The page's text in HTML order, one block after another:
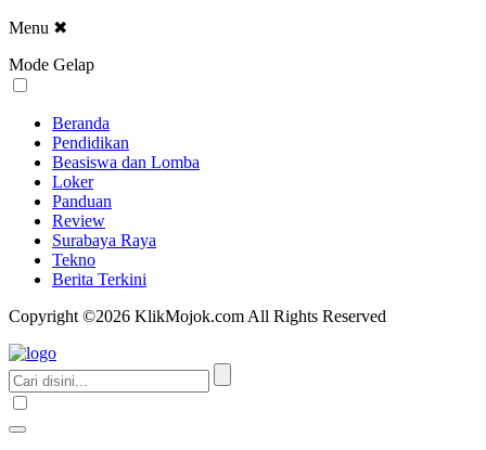
Menu ✖
Mode Gelap
Beranda
Pendidikan
Beasiswa dan Lomba
Loker
Panduan
Review
Surabaya Raya
Tekno
Berita Terkini
Copyright ©2026 KlikMojok.com All Rights Reserved